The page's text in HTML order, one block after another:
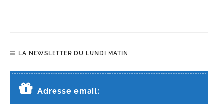
LA NEWSLETTER DU LUNDI MATIN
Adresse email: